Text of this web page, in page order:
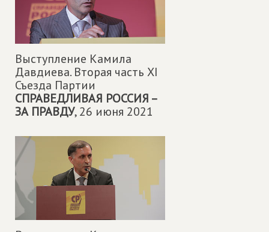
Выступление Камила
Давдиева. Вторая часть XI
Съезда Партии
СПРАВЕДЛИВАЯ РОССИЯ –
ЗА ПРАВДУ,26 июня 2021